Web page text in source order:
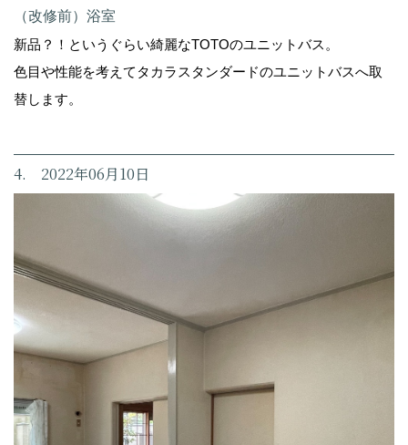
（改修前）浴室
新品？！というぐらい綺麗なTOTOのユニットバス。
色目や性能を考えてタカラスタンダードのユニットバスへ取
替します。
4. 2022年06月10日